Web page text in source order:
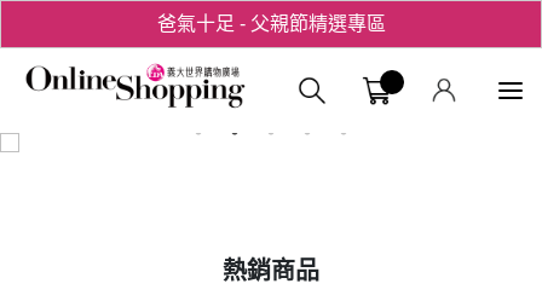
爸氣十足 - 父親節精選專區
用心愛你！七夕星選禮遇！義大購物
熱銷商品